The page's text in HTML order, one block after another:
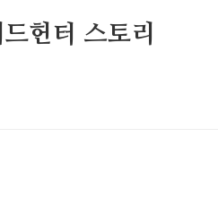
헌터 스토리